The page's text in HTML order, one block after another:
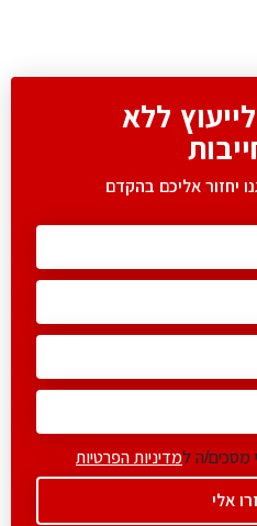
ללא
יחזור אליכם בהקדם
מסכים/ה למדיניות הפרטיות